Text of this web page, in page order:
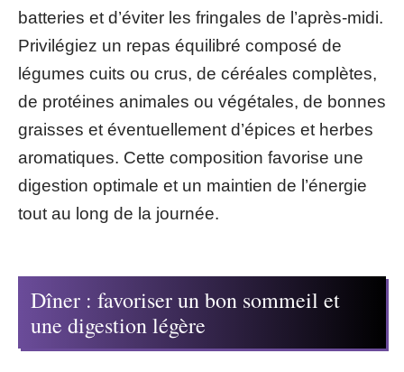
batteries et d’éviter les fringales de l’après-midi.
Privilégiez un repas équilibré composé de
légumes cuits ou crus, de céréales complètes,
de protéines animales ou végétales, de bonnes
graisses et éventuellement d’épices et herbes
aromatiques. Cette composition favorise une
digestion optimale et un maintien de l’énergie
tout au long de la journée.
Dîner : favoriser un bon sommeil et
une digestion légère